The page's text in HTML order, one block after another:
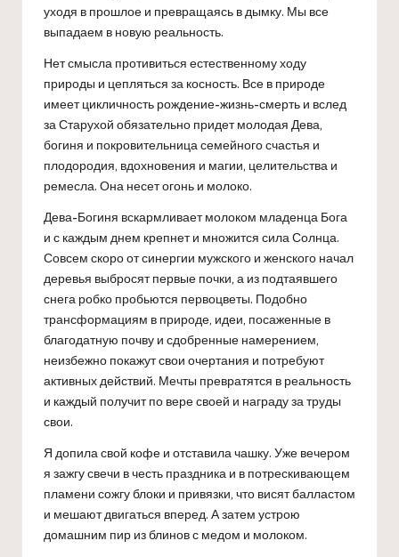
уходя в прошлое и превращаясь в дымку. Мы все
выпадаем в новую реальность.
Нет смысла противиться естественному ходу
природы и цепляться за косность. Все в природе
имеет цикличность рождение-жизнь-смерть и вслед
за Старухой обязательно придет молодая Дева,
богиня и покровительница семейного счастья и
плодородия, вдохновения и магии, целительства и
ремесла. Она несет огонь и молоко.
Дева-Богиня вскармливает молоком младенца Бога
и с каждым днем крепнет и множится сила Солнца.
Совсем скоро от синергии мужского и женского начал
деревья выбросят первые почки, а из подтаявшего
снега робко пробьются первоцветы. Подобно
трансформациям в природе, идеи, посаженные в
благодатную почву и сдобренные намерением,
неизбежно покажут свои очертания и потребуют
активных действий. Мечты превратятся в реальность
и каждый получит по вере своей и награду за труды
свои.
Я допила свой кофе и отставила чашку. Уже вечером
я зажгу свечи в честь праздника и в потрескивающем
пламени сожгу блоки и привязки, что висят балластом
и мешают двигаться вперед. А затем устрою
домашним пир из блинов с медом и молоком.